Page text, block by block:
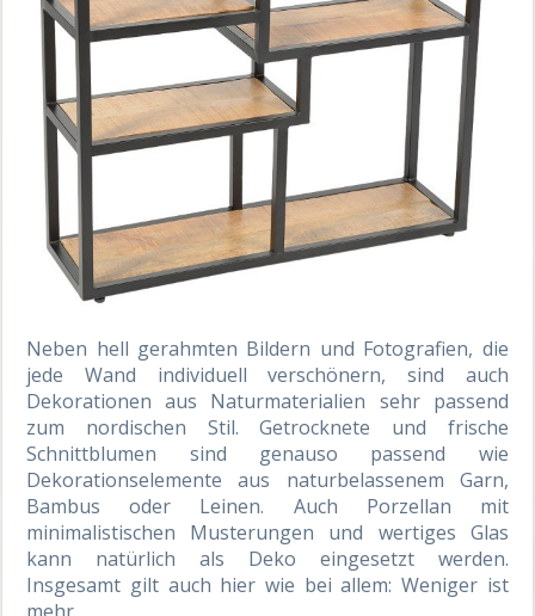
Neben hell gerahmten Bildern und Fotografien, die
jede Wand individuell verschönern, sind auch
Dekorationen aus Naturmaterialien sehr passend
zum nordischen Stil. Getrocknete und frische
Schnittblumen sind genauso passend wie
Dekorationselemente aus naturbelassenem Garn,
Bambus oder Leinen. Auch Porzellan mit
minimalistischen Musterungen und wertiges Glas
kann natürlich als Deko eingesetzt werden.
Insgesamt gilt auch hier wie bei allem: Weniger ist